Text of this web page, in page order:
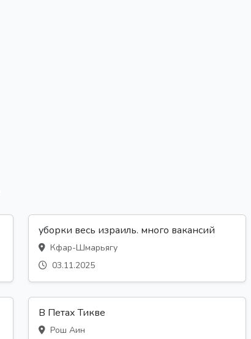
уборки весь израиль. много вакансий
Кфар-Шмарьягу
03.11.2025
В Петах Тикве
Рош Аин